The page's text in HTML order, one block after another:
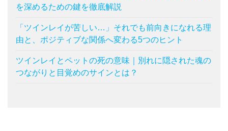
を深めるための鍵を徹底解説
「ツインレイが苦しい…」それでも前向きになれる理
由と、ポジティブな関係へ変わる5つのヒント
ツインレイとペットの死の意味｜別れに隠された魂の
つながりと目覚めのサインとは？